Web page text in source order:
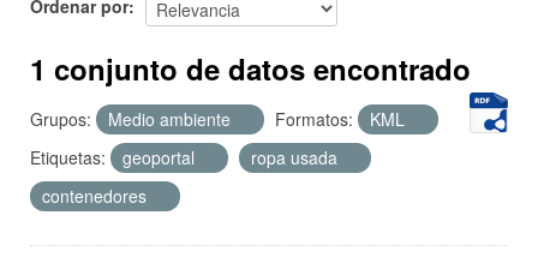
Acerca de
Ordenar por
1 conjunto de datos encontrado
Grupos: Medio ambiente Formatos:
KML
Etiquetas:
geoportal
ropa usada
contenedores